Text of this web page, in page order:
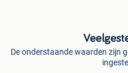
De onderstaande waarden zijn